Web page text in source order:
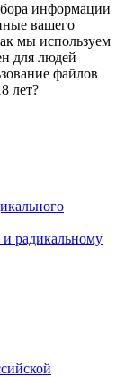
информации
вашего
мы используем
для людей
файлов
лет?
радикальному